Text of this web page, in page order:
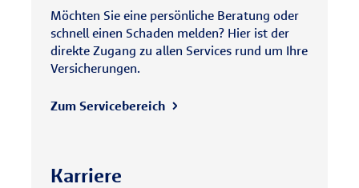
Möchten Sie eine persönliche Beratung oder
schnell einen Schaden melden? Hier ist der
direkte Zugang zu allen Services rund um Ihre
Versicherungen.
Zum Servicebereich
Karriere